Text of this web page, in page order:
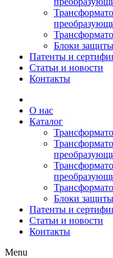
Блоки
Патенты и
Статьи и новости
Контакты
О нас
Каталог
Блоки
Патенты и
Статьи и новости
Контакты
Menu